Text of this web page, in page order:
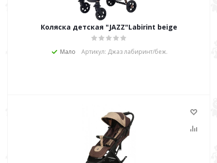
Коляска детская "JAZZ"Labirint beige
Мало Артикул: Джаз лабиринт/беж.